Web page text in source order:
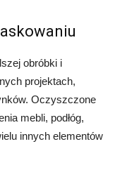
obróbki i
projektach,
Oczyszczone
mebli, podłóg,
innych elementów